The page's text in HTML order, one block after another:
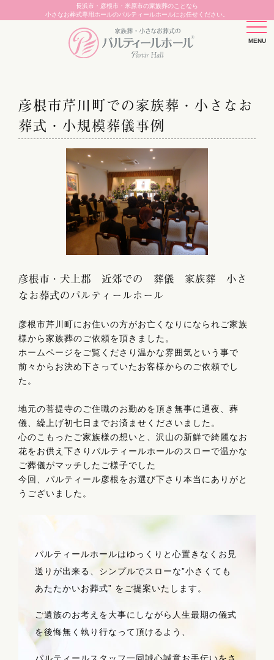
長浜市・彦根市・米原市の家族葬のことなら
小さなお葬式専用ホールのパルティールホールにお任せください。
彦根市芹川町での家族葬・小さなお
葬式・小規模葬儀事例
彦根市・犬上郡 近郊での 葬儀 家族葬 小さ
なお葬式のパルティールホール
彦根市芹川町にお住いの方がお亡くなりになられご家族
様から家族葬のご依頼を頂きました。
ホームページをご覧くださり温かな雰囲気という事で
前々からお決め下さっていたお客様からのご依頼でし
た。
地元の菩提寺のご住職のお勤めを頂き無事に通夜、葬
儀、繰上げ初七日までお済ませくださいました。
心のこもったご家族様の想いと、沢山の新鮮で綺麗なお
花をお供え下さりパルティールホールのスローで温かな
ご葬儀がマッチしたご様子でした
今回、パルティール彦根をお選び下さり本当にありがと
うございました。
パルティールホールはゆっくりと心置きなくお見
送りが出来る、シンプルでスローな”小さくても
あたたかいお葬式” をご提案いたします。
ご遺族のお考えを大事にしながら人生最期の儀式
を後悔無く執り行なって頂けるよう、